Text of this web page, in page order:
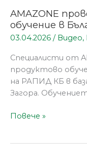
AMAZONE
обучение в
03.04.2026 / Видео,
Специалисти от
продуктово
на РАПИД КБ в
Загора.
Повече »